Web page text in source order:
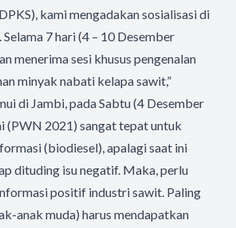
kami mengadakan sosialisasi di
7 hari (4 – 10 Desember
menerima sesi khusus pengenalan
minyak nabati kelapa sawit,”
di Jambi, pada Sabtu (4 Desember
(PWN 2021) sangat tepat untuk
(biodiesel), apalagi saat ini
dituding isu negatif. Maka, perlu
positif industri sawit. Paling
anak muda) harus mendapatkan